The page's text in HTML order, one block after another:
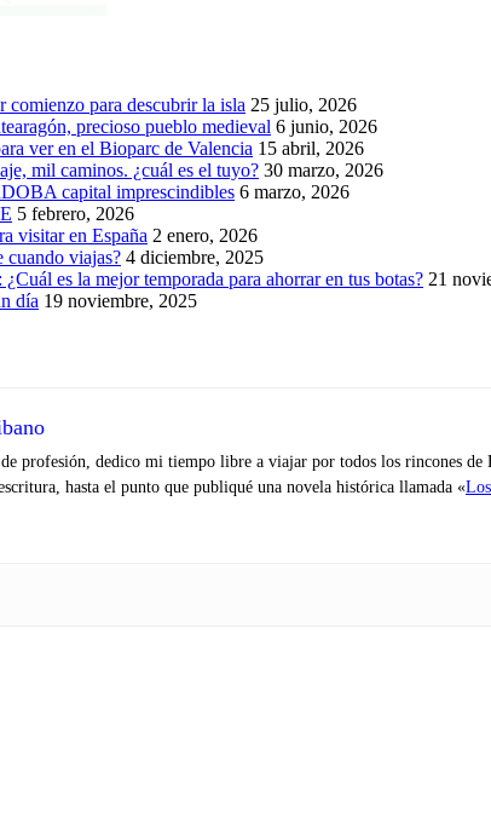
comienzo para descubrir la isla 25 julio, 2026
precioso pueblo medieval 6 junio, 2026
ver en el Bioparc de Valencia 15 abril, 2026
mil caminos. ¿cuál es el tuyo? 30 marzo, 2026
capital imprescindibles 6 marzo, 2026
5 febrero, 2026
visitar en España 2 enero, 2026
cuando viajas? 4 diciembre, 2025
es la mejor temporada para ahorrar en tus botas? 21
día 19 noviembre, 2025
profesión, dedico mi tiempo libre a viajar por todos los rincones de
hasta el punto que publiqué una novela histórica llamada «